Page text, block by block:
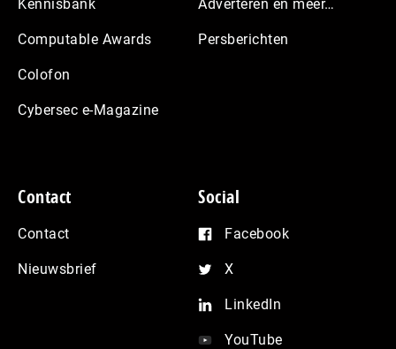
Kennisbank
Computable Awards
Colofon
Cybersec e-Magazine
Adverteren en meer…
Persberichten
Contact
Contact
Nieuwsbrief
Social
Facebook
X
LinkedIn
YouTube